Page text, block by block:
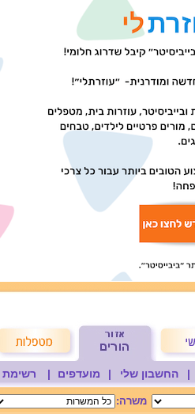
| החשבון שלי | מועדפים |
משרה: